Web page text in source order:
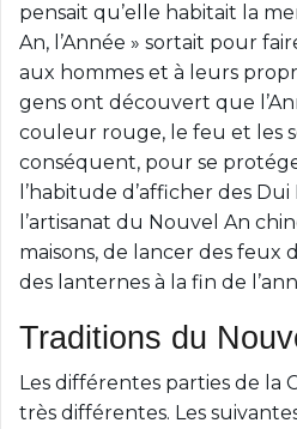
pensait qu’elle habitait la
An, l’Année » sortait pour
aux hommes et à leurs
gens ont découvert que
couleur rouge, le feu et les
conséquent, pour se
l’habitude d’afficher des
l’artisanat du Nouvel An
maisons, de lancer des feux
des lanternes à la fin de
Traditions du
Les différentes parties de la
très différentes. Les